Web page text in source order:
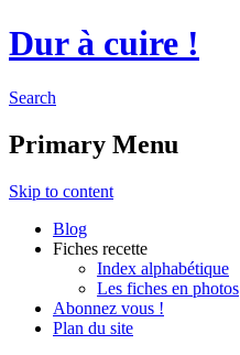
Dur à cuire !
Search
Primary Menu
Skip to content
Blog
Fiches recette
Index alphabétique
Les fiches en photos
Abonnez vous !
Plan du site